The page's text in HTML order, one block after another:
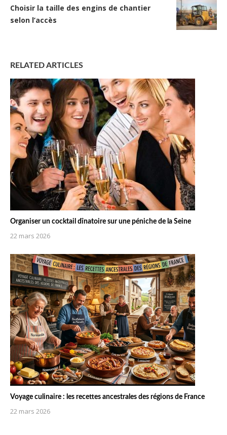
Choisir la taille des engins de chantier
selon l’accès
RELATED ARTICLES
Organiser un cocktail dînatoire sur une péniche de la Seine
22 mars 2026
Voyage culinaire : les recettes ancestrales des régions de France
22 mars 2026